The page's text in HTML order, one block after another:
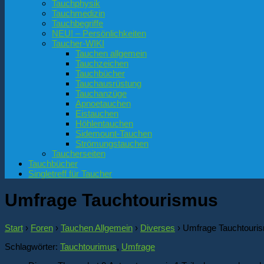
Tauchphysik
Tauchmedizin
Tauchbegriffe
NEU! – Persönlichkeiten
Taucher-WIKI
Tauchen allgemein
Tauchzeichen
Tauchbücher
Tauchausrüstung
Tauchanzüge
Apnoetauchen
Eistauchen
Höhlentauchen
Sidemount-Tauchen
Strömungstauchen
Taucherseiten
Tauchbücher
Singletreff für Taucher
Umfrage Tauchtourismus
Start › Foren › Tauchen Allgemein › Diverses › Umfrage
Schlagwörter: Tauchtourimus, Umfrage